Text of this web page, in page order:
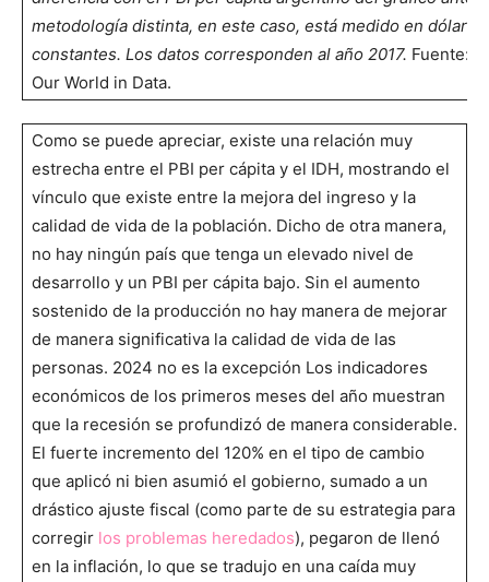
metodología distinta, en este caso, está medido en
constantes. Los datos corresponden al año 2017. Fuente:
Our World in Data.
Como se puede apreciar, existe una relación muy
estrecha entre el PBI per cápita y el IDH, mostrando el
vínculo que existe entre la mejora del ingreso y la
calidad de vida de la población. Dicho de otra manera,
no hay ningún país que tenga un elevado nivel de
desarrollo y un PBI per cápita bajo. Sin el aumento
sostenido de la producción no hay manera de mejorar
de manera significativa la calidad de vida de las
personas. 2024 no es la excepción Los indicadores
económicos de los primeros meses del año muestran
que la recesión se profundizó de manera considerable.
El fuerte incremento del 120% en el tipo de cambio
que aplicó ni bien asumió el gobierno, sumado a un
drástico ajuste fiscal (como parte de su estrategia para
corregir los problemas heredados), pegaron de llenó
en la inflación, lo que se tradujo en una caída muy